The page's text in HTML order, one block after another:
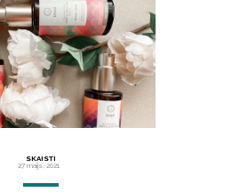
SKAISTI
27 maijs, 2021